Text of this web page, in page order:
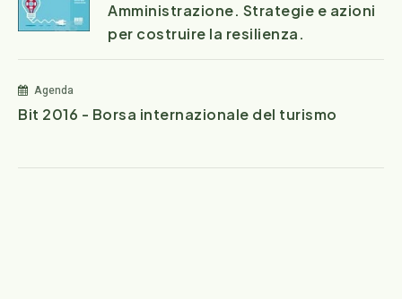
Amministrazione. Strategie e azioni
per costruire la resilienza.
Agenda
Bit 2016 - Borsa internazionale del turismo